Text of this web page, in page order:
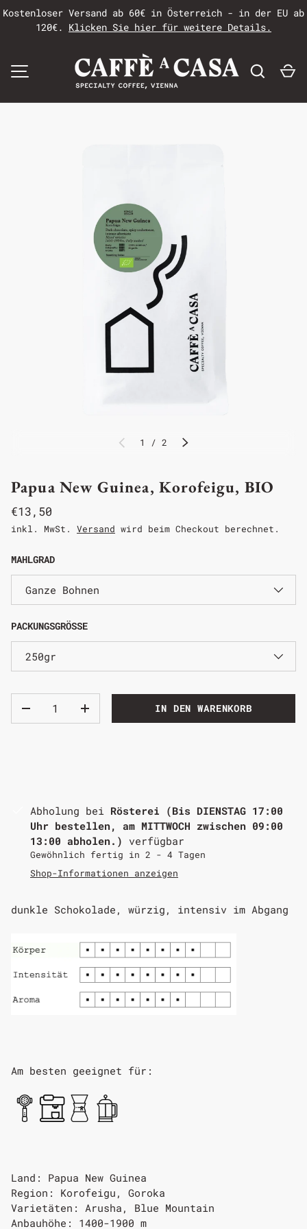
Kostenloser Versand ab 60€ in Österreich - in der EU ab
120€. Klicken Sie hier für weitere Details.
1 / 2
Papua New Guinea, Korofeigu, BIO
€13,50
inkl. MwSt. Versand wird beim Checkout berechnet.
MAHLGRAD
Ganze Bohnen
PACKUNGSGRÖSSE
250gr
IN DEN WARENKORB
Abholung bei Rösterei (Bis DIENSTAG 17:00
Uhr bestellen, am MITTWOCH zwischen 09:00
13:00 abholen.) verfügbar
Gewöhnlich fertig in 2 - 4 Tagen
Shop-Informationen anzeigen
dunkle Schokolade, würzig, intensiv im Abgang
Am besten geeignet für:
Land: Papua New Guinea
Region: Korofeigu, Goroka
Varietäten: Arusha, Blue Mountain
Anbauhöhe: 1400-1900 m